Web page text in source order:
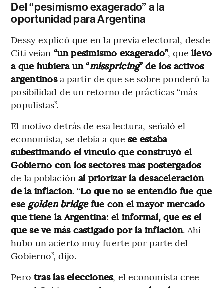
Del “pesimismo exagerado” a la
oportunidad para Argentina
Dessy explicó que en la previa electoral, desde
Citi veían “un pesimismo exagerado”, que llevó
a que hubiera un “misspricing” de los activos
argentinosa partir de que se sobre ponderó la
posibilidad de un retorno de prácticas “más
populistas”.
El motivo detrás de esa lectura, señaló el
economista, se debía a quese estaba
subestimando el vínculo que construyó el
Gobierno con los sectores más postergados
de la población al priorizar la desaceleración
de la inflación. “Lo que no se entendió fue que
ese golden bridgefue con el mayor mercado
que tiene la Argentina: el informal, que es el
que se ve más castigado por la inflación. Ahí
hubo un acierto muy fuerte por parte del
Gobierno”, dijo.
Pero tras las elecciones, el economista cree